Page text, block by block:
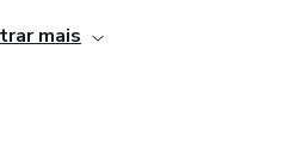
livro que nos encoraja a viver em
mais